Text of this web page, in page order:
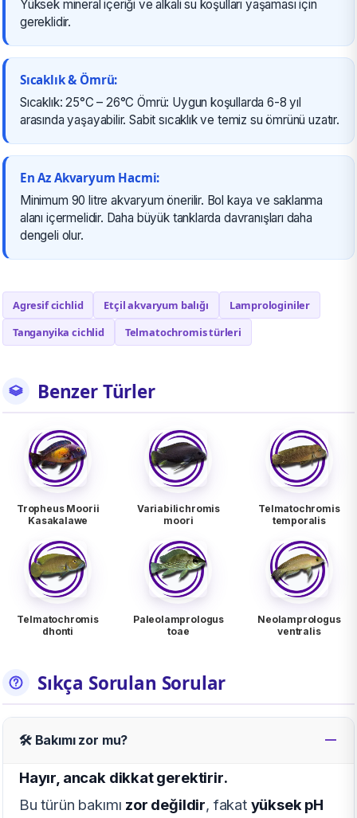
Yüksek mineral içeriği ve alkali su koşulları yaşaması için
gereklidir.
Sıcaklık & Ömrü:
Sıcaklık: 25°C – 26°C Ömrü: Uygun koşullarda 6-8 yıl
arasında yaşayabilir. Sabit sıcaklık ve temiz su ömrünü uzatır.
En Az Akvaryum Hacmi:
Minimum 90 litre akvaryum önerilir. Bol kaya ve saklanma
alanı içermelidir. Daha büyük tanklarda davranışları daha
dengeli olur.
Agresif cichlid Etçil akvaryum balığı
Lamprologiniler
Tanganyika cichlid
Telmatochromis türleri
Benzer Türler
Tropheus Moorii
Kasakalawe
Variabilichromis
moori
Telmatochromis
temporalis
Telmatochromis
dhonti
Paleolamprologus
toae
Neolamprologus
ventralis
Sıkça Sorulan Sorular
🛠️ Bakımı zor mu?
Hayır, ancak dikkat gerektirir.
Bu türün bakımı zor değildir, fakat yüksek pH